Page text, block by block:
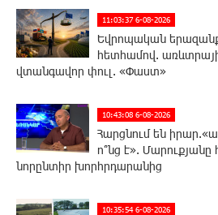
11:03:37 6-08-2026
Եվրոպական
հետհամով.
վտանգավոր փուլ. «Փաստ»
10:43:08 6-08-2026
Հարցնում են
ո՞նց է».
նորընտիր խորհրդարանից
10:35:54 6-08-2026